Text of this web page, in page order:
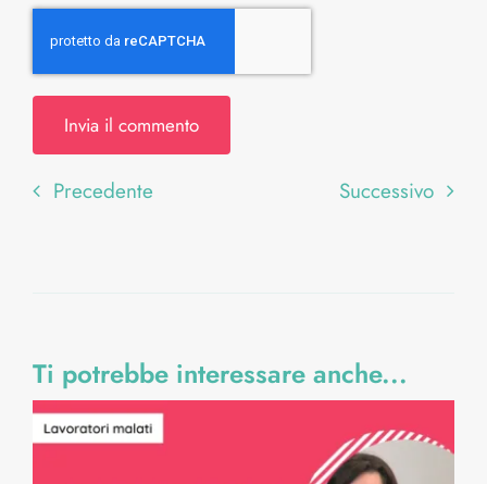
Precedente Successivo
Ti potrebbe interessare anche...